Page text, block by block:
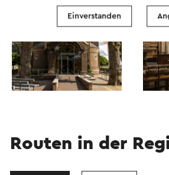
Onze-Lieve-Vrouw van Rustkerk
Dieser Text wurde mit Hilfe eines
Übersetzungsdienstes automatisch
Routen in der
Einverstanden